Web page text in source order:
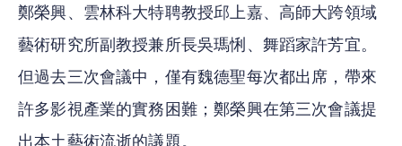
鄭榮興、雲林科大特聘教授邱上嘉、高師大跨領域
藝術研究所副教授兼所長吳瑪悧、舞蹈家許芳宜。
但過去三次會議中，僅有魏德聖每次都出席，帶來
許多影視產業的實務困難；鄭榮興在第三次會議提
出本土藝術流逝的議題。